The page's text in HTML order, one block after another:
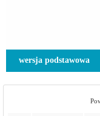
wersja podstawowa